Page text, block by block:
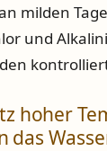
milden
und
hoher
das